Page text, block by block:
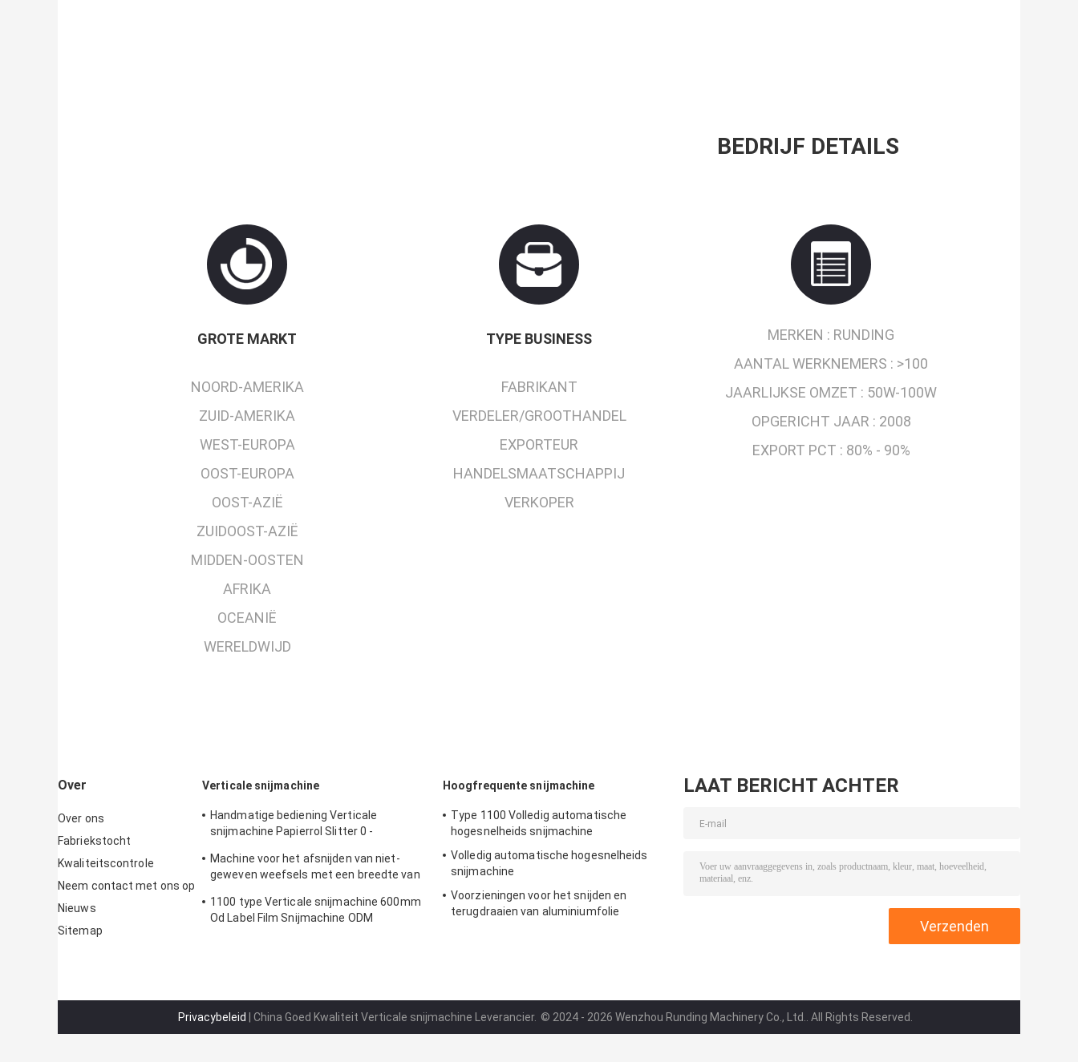
BEDRIJF DETAILS
GROTE MARKT
NOORD-AMERIKA
ZUID-AMERIKA
WEST-EUROPA
OOST-EUROPA
OOST-AZIË
ZUIDOOST-AZIË
MIDDEN-OOSTEN
AFRIKA
OCEANIË
WERELDWIJD
TYPE BUSINESS
FABRIKANT
VERDELER/GROOTHANDEL
EXPORTEUR
HANDELSMAATSCHAPPIJ
VERKOPER
MERKEN : RUNDING
AANTAL WERKNEMERS : >100
JAARLIJKSE OMZET : 50W-100W
OPGERICHT JAAR : 2008
EXPORT PCT : 80% - 90%
Over
Over ons
Fabriekstocht
Kwaliteitscontrole
Neem contact met ons op
Nieuws
Sitemap
Verticale snijmachine
Handmatige bediening Verticale
snijmachine Papierrol Slitter 0 -
Machine voor het afsnijden van niet-
geweven weefsels met een breedte van
1100 type Verticale snijmachine 600mm
Od Label Film Snijmachine ODM
Hoogfrequente snijmachine
Type 1100 Volledig automatische
hogesnelheids snijmachine
Volledig automatische hogesnelheids
snijmachine
Voorzieningen voor het snijden en
terugdraaien van aluminiumfolie
LAAT BERICHT ACHTER
Privacybeleid | China Goed Kwaliteit Verticale snijmachine Leverancier. © 2024 - 2026 Wenzhou Runding Machinery Co., Ltd.. All Rights Reserved.